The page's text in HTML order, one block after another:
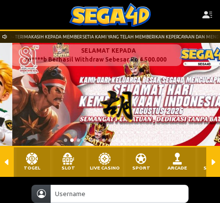
MEMBER SETIA KAMI YANG TELAH MEMBERIKAN KEPERCAYAAN DAN MENDUKUNG KAMI. LINK
TOGEL SLOT LIVE CASINO SPORT ARCADE
SELAMAT KEPADA
re****b Berhasil Withdraw Sebesar Rp 4.500.000